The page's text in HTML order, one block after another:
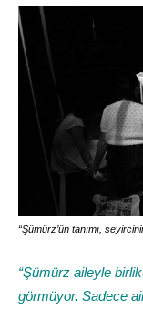
“Şümürz’ün tanımı,
“Şümürz aileyle
görmüyor. Sadece